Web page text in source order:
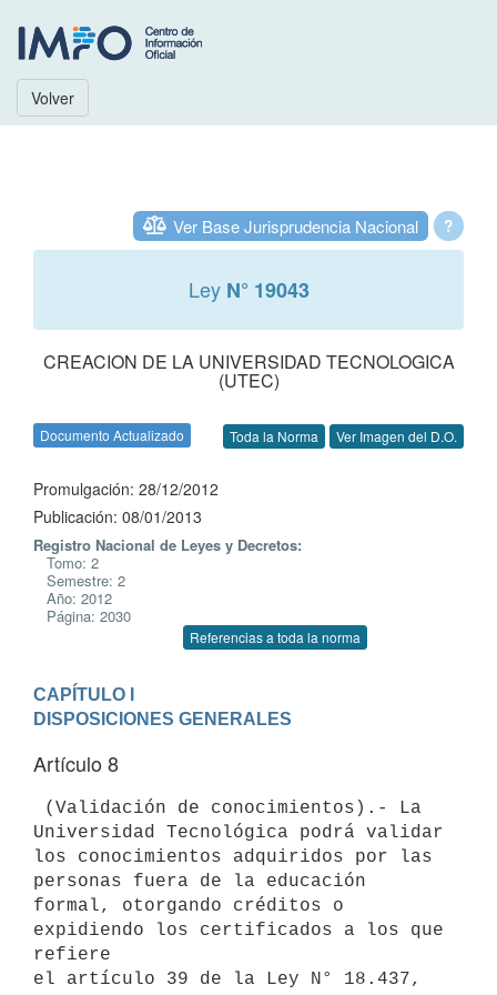
Volver
?
Ver Base Jurisprudencia Nacional
Ley N° 19043
CREACION DE LA UNIVERSIDAD TECNOLOGICA
(UTEC)
Documento Actualizado Toda la Norma Ver Imagen del D.O.
Promulgación: 28/12/2012
Publicación: 08/01/2013
Registro Nacional de Leyes y Decretos:
Tomo: 2
Semestre: 2
Año: 2012
Página: 2030
Referencias a toda la norma
CAPÍTULO I
DISPOSICIONES GENERALES
Artículo 8
Universidad Tecnológica podrá validar
los conocimientos adquiridos por las
personas fuera de la educación
formal, otorgando créditos o
expidiendo los certificados a los que
refiere
el artículo 39 de la Ley N° 18.437,